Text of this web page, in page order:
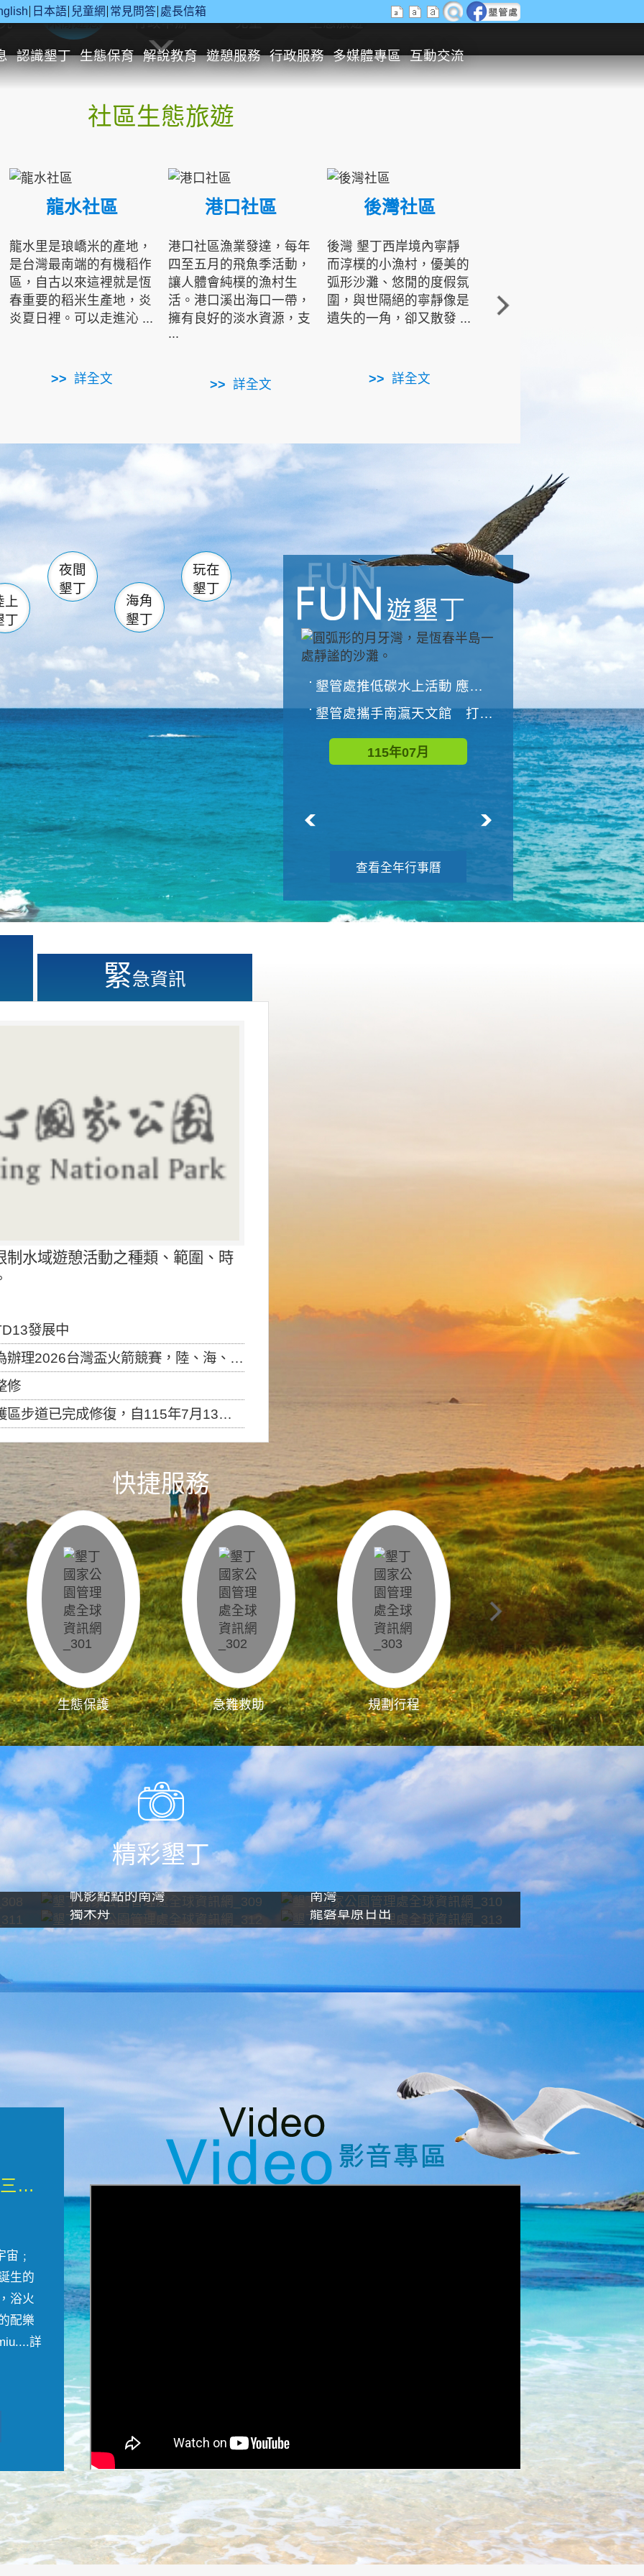
日本語 兒童網 常見問答 處長信箱
認識墾丁 生態保育 解說教育 遊憩服務 行政服務 多媒體專區 互動交流
休閒遊憩 行政申辦 兒童 生態旅遊
社區生態旅遊
龍水社區
龍水里是琅嶠米的產地，
是台灣最南端的有機稻作
區，自古以來這裡就是恆
春重要的稻米生產地，炎
炎夏日裡。可以走進沁 ...
詳全文
港口社區
港口社區漁業發達，每年
四至五月的飛魚季活動，
讓人體會純樸的漁村生
活。港口溪出海口一帶，
擁有良好的淡水資源，支
...
詳全文
後灣社區
後灣 墾丁西岸境內寧靜
而淳樸的小漁村，優美的
弧形沙灘、悠閒的度假氛
圍，與世隔絕的寧靜像是
遺失的一角，卻又散發 ...
詳全文
角的端點，冬季海浪拍打
著礁岸，旺盛的侵蝕作
南仁湖
滿州 佳樂水
森林遊樂區
墾管處遊客中心
社頂公園 風吹沙
船帆石 龍磐公園
香蕉灣 龍坑
鵝鑾鼻
上
丁
夜間
墾丁
海角
墾丁
玩在
墾丁
墾管處推低碳水上活動 應屆畢業生限額免費參加
墾管處攜手南瀛天文館 打造沉浸式天文探索營隊
115年07月
與國家公園有約-優游潮間
115年08月
查看全年行事曆
緊急資訊
水域遊憩活動之種類、範圍、時
發展中
盃火箭競賽，陸、海、空域警戒及協調相關事宜，因颱風備案事宜
修
，自115年7月13日（星期一）起恢復開放入園，歡迎民眾依規定申請入園....
快捷服務
生態保護 急難救助 規劃行程 影像直播
精彩墾丁
帆影點點的南灣
南灣
獨木舟
龍磐草原日出
微觀墾丁三部曲 重生....
﹔
生的
浴火
配樂
詳